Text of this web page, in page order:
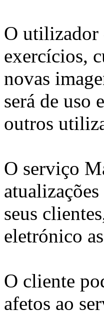
O utilizador
exercícios,
novas
será de uso
outros
O serviço
seus
eletrónico
O cliente
afetos ao